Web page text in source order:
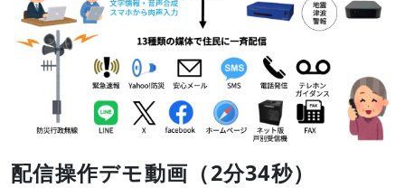
配信操作デモ動画（2分34秒）